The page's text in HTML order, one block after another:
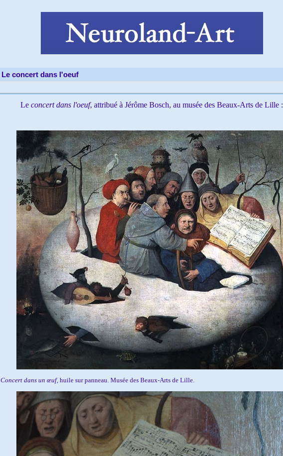
Le concert dans l'oeuf
Le concert dans l'oeuf, attribué à Jérôme Bosch, au musée des Beaux-Arts de Lille :
Concert dans un œuf, huile sur panneau. Musée des Beaux-Arts de Lille.